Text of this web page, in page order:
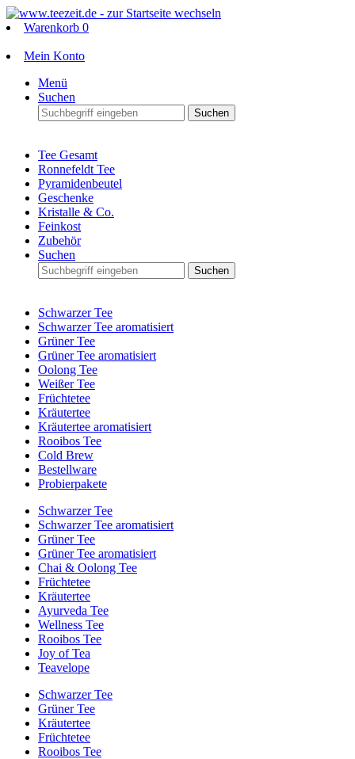
Warenkorb 0
Mein Konto
Menü
Suchen
Suchen
Tee Gesamt
Ronnefeldt Tee
Pyramidenbeutel
Geschenke
Kristalle & Co.
Feinkost
Zubehör
Suchen
Suchen
Schwarzer Tee
Schwarzer Tee aromatisiert
Grüner Tee
Grüner Tee aromatisiert
Oolong Tee
Weißer Tee
Früchtetee
Kräutertee
Kräutertee aromatisiert
Rooibos Tee
Cold Brew
Bestellware
Probierpakete
Schwarzer Tee
Schwarzer Tee aromatisiert
Grüner Tee
Grüner Tee aromatisiert
Chai & Oolong Tee
Früchtetee
Kräutertee
Ayurveda Tee
Wellness Tee
Rooibos Tee
Joy of Tea
Teavelope
Schwarzer Tee
Grüner Tee
Kräutertee
Früchtetee
Rooibos Tee